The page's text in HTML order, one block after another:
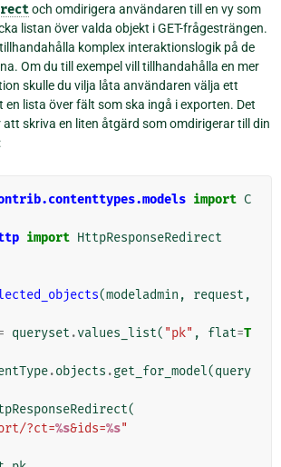
och omdirigera användaren till en vy som
listan över valda objekt i GET-frågesträngen.
komplex interaktionslogik på de
Om du till exempel vill tillhandahålla en mer
skulle du vilja låta användaren välja ett
lista över fält som ska ingå i exporten. Det
skriva en liten åtgärd som omdirigerar till din
import C
import HttpResponseRedirect
(modeladmin , request ,
queryset .values_list( "pk" , flat=T
.objects .get_for_model(query
(
?ct=%s&ids=%s"